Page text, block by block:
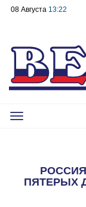
08 Августа 13:22
Toggle
ПЯТЕРЫХ